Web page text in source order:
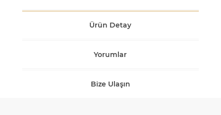
Ürün Detay
Yorumlar
Bize Ulaşın